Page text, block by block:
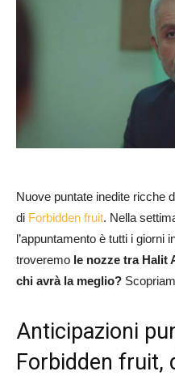
Nuove puntate inedite ricche
di Forbidden fruit. Nella
l’appuntamento è tutti i giorni
troveremo le nozze tra Halit
chi avrà la meglio?
Anticipazioni
Forbidden fruit,